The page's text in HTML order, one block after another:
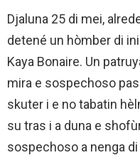
Djaluna 25 di mei,
detené un hòmber di
Kaya Bonaire. Un
mira e sospechoso
skuter i e no tabatin
su tras i a duna e
sospechoso a nenga